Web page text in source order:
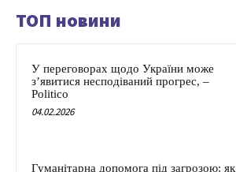
ТОП новини
У переговорах щодо України може
з’явитися несподіваний прогрес, –
Politico
04.02.2026
Гуманітарна допомога під загрозою: як